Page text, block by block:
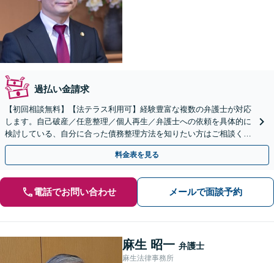
過払い金請求
【初回相談無料】【法テラス利用可】経験豊富な複数の弁護士が対応
します。自己破産／任意整理／個人再生／弁護士への依頼を具体的に
検討している、自分に合った債務整理方法を知りたい方はご相談くだ
さい。法人の借金問題も対応します。
料金表を見る
電話でお問い合わせ メールで面談予約
麻生 昭一 弁護士
麻生法律事務所